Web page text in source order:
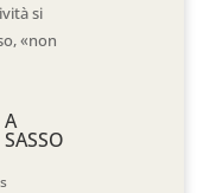
si
«non
A